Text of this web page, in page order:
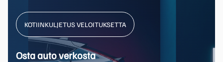
KOTIINKULJETUS VELOITUKSETTA
Osta auto verkosta